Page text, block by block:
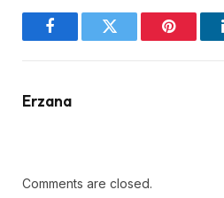
FacebookTwitter Pinterest
Erzana
Comments are closed.